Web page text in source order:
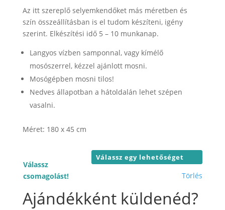
Az itt szereplő selyemkendőket más méretben és
szín összeállításban is el tudom készíteni, igény
szerint. Elkészítési idő 5 – 10 munkanap.
Langyos vízben samponnal, vagy kímélő
mosószerrel, kézzel ajánlott mosni.
Mosógépben mosni tilos!
Nedves állapotban a hátoldalán lehet szépen
vasalni.
Méret: 180 x 45 cm
Válassz
csomagolást!
Törlés
Ajándékként küldenéd?